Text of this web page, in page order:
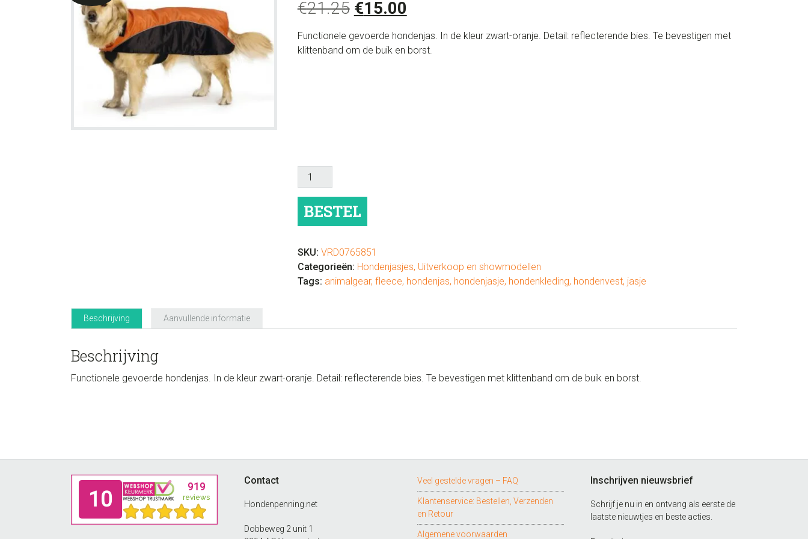
€21.25 Oorspronkelijke
was:
€21.25.
€15.00
is:
€15.00.
Functionele gevoerde hondenjas. In de kleur zwart-oranje. Detail: reflecterende bies. Te bevestigen met
klittenband om de buik en borst.
Hondenjasje
Sprint
reflecterende
strip
BESTEL
SKU: VRD0765851
Categorieën: Hondenjasjes, Uitverkoop en showmodellen
Tags: animalgear, fleece, hondenjas, hondenjasje, hondenkleding, hondenvest, jasje
Beschrijving Aanvullende informatie
Beschrijving
Functionele gevoerde hondenjas. In de kleur zwart-oranje. Detail: reflecterende bies. Te bevestigen met klittenband om de buik en borst.
Contact
Hondenpenning.net
Dobbeweg 2 unit 1
Veel gestelde vragen – FAQ
Klantenservice: Bestellen, Verzenden
en Retour
Algemene voorwaarden
Inschrijven nieuwsbrief
Schrijf je nu in en ontvang als eerste de
laatste nieuwtjes en beste acties.